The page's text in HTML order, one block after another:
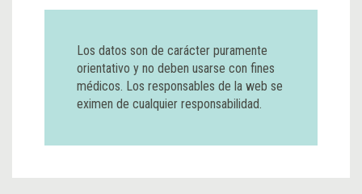
Los datos son de carácter puramente
orientativo y no deben usarse con fines
médicos. Los responsables de la web se
eximen de cualquier responsabilidad.